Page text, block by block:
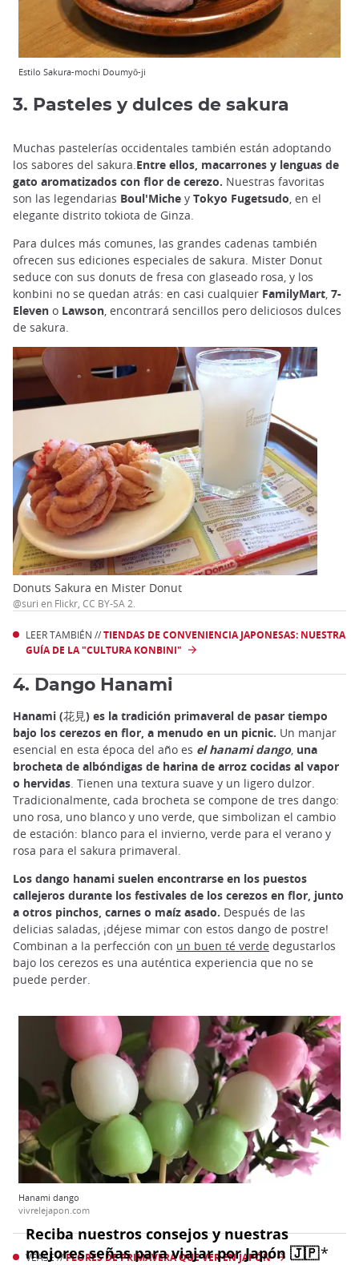
Estilo Sakura-mochi Doumyō-ji
3. Pasteles y dulces de sakura
Muchas pastelerías occidentales también están adoptando
los sabores del sakura.Entre ellos, macarrones y lenguas de
gato aromatizados con flor de cerezo. Nuestras favoritas
son las legendarias Boul'Miche y Tokyo Fugetsudo, en el
elegante distrito tokiota de Ginza.
Para dulces más comunes, las grandes cadenas también
ofrecen sus ediciones especiales de sakura. Mister Donut
seduce con sus donuts de fresa con glaseado rosa, y los
konbini no se quedan atrás: en casi cualquier FamilyMart, 7-
Eleven o Lawson, encontrará sencillos pero deliciosos dulces
de sakura.
Donuts Sakura en Mister Donut
@suri en Flickr, CC BY-SA 2.
LEER TAMBIÉN //TIENDAS DE CONVENIENCIA JAPONESAS: NUESTRA
GUÍA DE LA "CULTURA KONBINI"
4. Dango Hanami
Hanami (花見) es la tradición primaveral de pasar tiempo
bajo los cerezos en flor, a menudo en un picnic. Un manjar
esencial en esta época del año es el hanami dango, una
brocheta de albóndigas de harina de arroz cocidas al vapor
o hervidas. Tienen una textura suave y un ligero dulzor.
Tradicionalmente, cada brocheta se compone de tres dango:
uno rosa, uno blanco y uno verde, que simbolizan el cambio
de estación: blanco para el invierno, verde para el verano y
rosa para el sakura primaveral.
Los dango hanami suelen encontrarse en los puestos
callejeros durante los festivales de los cerezos en flor, junto
a otros pinchos, carnes o maíz asado. Después de las
delicias saladas, ¡déjese mimar con estos dango de postre!
Combinan a la perfección con un buen té verde degustarlos
bajo los cerezos es una auténtica experiencia que no se
puede perder.
Hanami dango
vivrelejapon.com
VÉASE //FLORES DE PRIMAVERA QUE VER EN JAPÓN